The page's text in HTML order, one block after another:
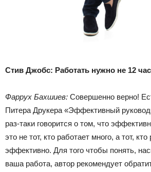
Стив Джобс: Работать нужно не 12
Фаррух Бахшиев: Совершенно верно!
Питера Друкера «Эффективный
раз-таки говорится о том, что
это не тот, кто работает много, а тот, кто
эффективно. Для того чтобы понять,
ваша работа, автор рекомендует